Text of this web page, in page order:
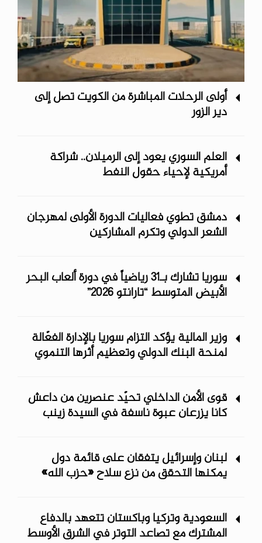
أولى الرحلات المباشرة من الكويت تصل إلى
دير الزور
العلم السوري يعود إلى الرميلان.. شراكة
أمريكية لإحياء حقول النفط
دمشق تطوي فعاليات الدورة الأولى لمهرجان
الشعر الدولي وتكرم المشاركين
سوريا تشارك بـ31 رياضياً في دورة ألعاب البحر
الأبيض المتوسط “تارانتو 2026”
وزير المالية يؤكد التزام سوريا بالإدارة الفعّالة
لمنحة البنك الدولي وتعظيم أثرها التنموي
قوى الأمن الداخلي تحيّد عنصرين من داعش
كانا يزرعان عبوة ناسفة في السيدة زينب
لبنان وإسرائيل يتفقان على قائمة دول
يمكنها التحقق من نزع سلاح «حزب الله»
السعودية وتركيا وباكستان تتعهد بالدفاع
المشترك مع تصاعد التوتر في الشرق الأوسط